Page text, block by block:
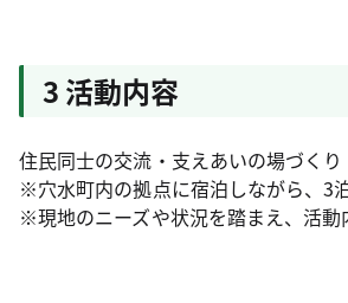
3 活動内容
住民同士の交流・支えあいの場づく
※穴水町内の拠点に宿泊しながら、3
※現地のニーズや状況を踏まえ、活動